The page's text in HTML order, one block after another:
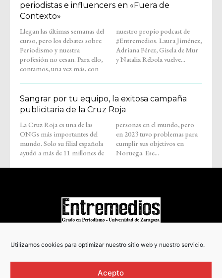
Utilizamos cookies para optimizar nuestro sitio web y nuestro servicio.
Acepto
periodistas e influencers en «Fuera de
Contexto»
Llegan las últimas semanas del
curso, pero los debates sobre
Periodismo y nuestra
profesión no cesan. Para ello,
contamos, una vez más, con
nuestro propio podcast de
#Entremedios. Laura Jiménez,
Adriana Pérez, Gisela de Mur
y Natalia Rébola vuelve...
Sangrar por tu equipo, la exitosa campaña
publicitaria de la Cruz Roja
La Cruz Roja es una de las
ONGs más importantes del
mundo. Solo su filial española
ayudó a más de 11 millones de
personas en el mundo, pero
en 2023 tuvo problemas para
cumplir sus objetivos en
Noruega. Ese...